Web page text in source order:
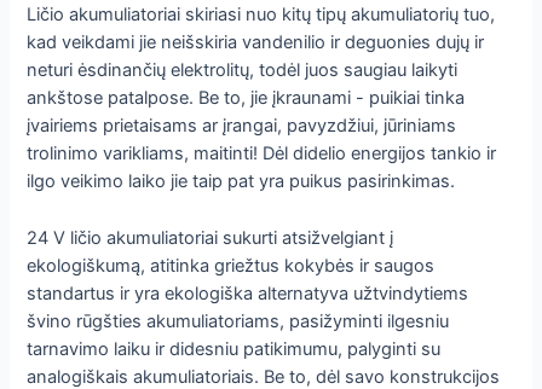
Ličio akumuliatoriai skiriasi nuo kitų tipų akumuliatorių tuo,
kad veikdami jie neišskiria vandenilio ir deguonies dujų ir
neturi ėsdinančių elektrolitų, todėl juos saugiau laikyti
ankštose patalpose. Be to, jie įkraunami - puikiai tinka
įvairiems prietaisams ar įrangai, pavyzdžiui, jūriniams
trolinimo varikliams, maitinti! Dėl didelio energijos tankio ir
ilgo veikimo laiko jie taip pat yra puikus pasirinkimas.
24 V ličio akumuliatoriai sukurti atsižvelgiant į
ekologiškumą, atitinka griežtus kokybės ir saugos
standartus ir yra ekologiška alternatyva užtvindytiems
švino rūgšties akumuliatoriams, pasižyminti ilgesniu
tarnavimo laiku ir didesniu patikimumu, palyginti su
analogiškais akumuliatoriais. Be to, dėl savo konstrukcijos